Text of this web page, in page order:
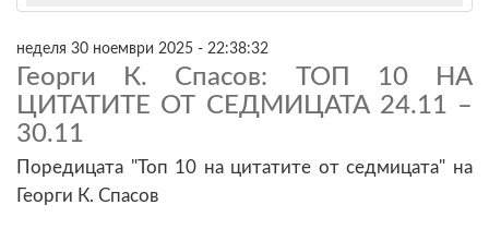
неделя 30 ноември 2025 - 22:38:32
Георги К. Спасов: ТОП 10 НА
ЦИТАТИТЕ ОТ СЕДМИЦАТА 24.11 –
30.11
Поредицата "Топ 10 на цитатите от седмицата" на
Георги К. Спасов